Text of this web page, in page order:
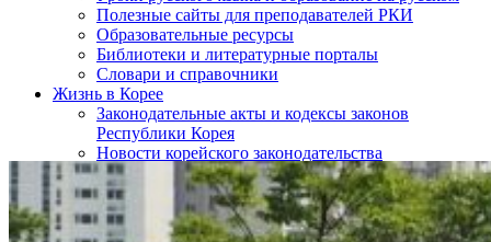
Полезные сайты для преподавателей РКИ
Образовательные ресурсы
Библиотеки и литературные порталы
Словари и справочники
Жизнь в Корее
Законодательные акты и кодексы законов
Республики Корея
Новости корейского законодательства
Интересные статьи о Корее
SOS!
Контакты
НАШИ ПАРТНЁРЫ